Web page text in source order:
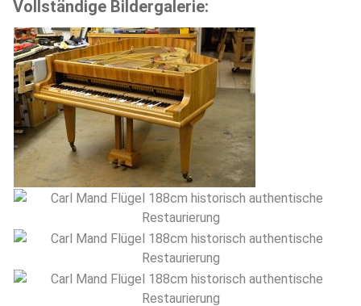
Vollständige Bildergalerie: